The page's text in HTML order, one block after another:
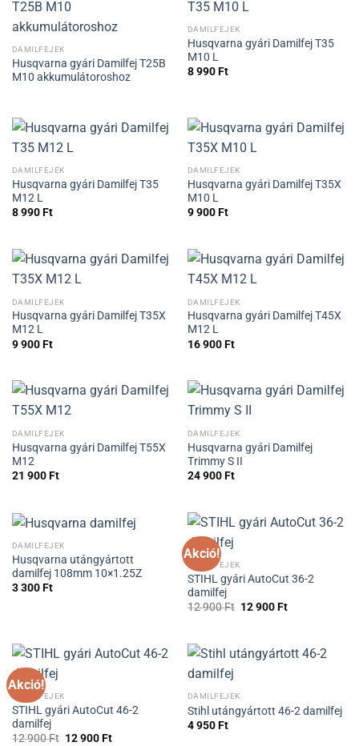
DAMILFEJEK
Husqvarna gyári Damilfej T25B
M10 akkumulátoroshoz
DAMILFEJEK
Husqvarna gyári Damilfej T35
M10 L
8 990Ft
DAMILFEJEK
Husqvarna gyári Damilfej T35
M12 L
8 990Ft
DAMILFEJEK
Husqvarna gyári Damilfej T35X
M10 L
9 900Ft
DAMILFEJEK
Husqvarna gyári Damilfej T35X
M12 L
9 900Ft
DAMILFEJEK
Husqvarna gyári Damilfej T45X
M12 L
16 900Ft
DAMILFEJEK
Husqvarna gyári Damilfej T55X
M12
21 900Ft
DAMILFEJEK
Husqvarna gyári Damilfej
Trimmy S II
24 900Ft
DAMILFEJEK
Husqvarna utángyártott
damilfej 108mm 10×1.25Z
3 300Ft
Akció!
DAMILFEJEK
STIHL gyári AutoCut 36-2
damilfej
12 900Ft Original
900 Ft.
12 900FtCurrent
900 Ft.
Akció!
DAMILFEJEK
STIHL gyári AutoCut 46-2
damilfej
12 900Ft Original
12 900FtCurrent
DAMILFEJEK
Stihl utángyártott 46-2 damilfej
4 950Ft